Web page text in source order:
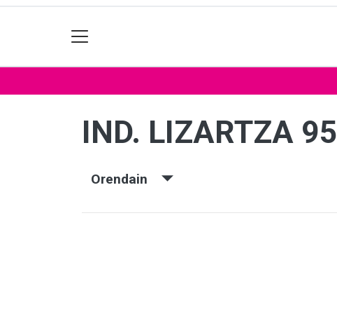
IND. LIZARTZA 95
Orendain